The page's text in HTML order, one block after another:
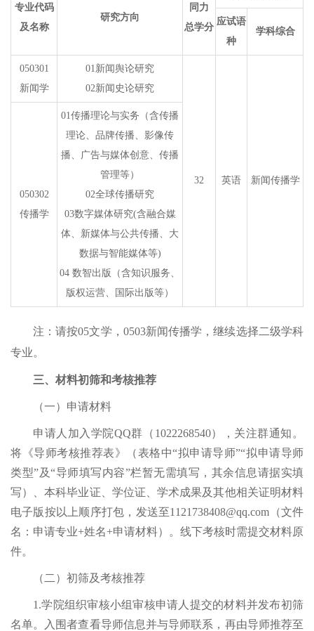
专业代码
及名称
研究方向
同力
总学分
应试语
种
学科综合
050301
新闻学
01新闻舆论研究
02新闻史论研究
32 英语
新闻传播学
050302
传播学
01传播理论与实务（含传播
理论、 品牌传播、影像传
播、广告与媒体创意、传播
管理等）
02全球传播研究
03数字媒体研究(含融合媒
体、新媒体与公共传播、大
数据与智能媒体等)
04 数智出版（含知识服务、
版权运营、国际出版等）
注：请按05文学，0503新闻传播学，继续选择二级学科
专业。
三、材料初筛和考核推荐
（一）申请材料
申请人加入学院QQ群（1022268540），关注群通知。
将 《导师考核推荐表》 （表格中“拟申请导师”“拟申请导师
类型”及“导师填写内容”栏暂无需填写，其余信息请据实填
写）、本科毕业证、学位证、学术成果及其他相关证明材料
电子版按以上顺序打包，发送至1121738408@qq.com（文件
名：申请专业+姓名+申请材料）。线下考核时需提交材料原
件。
（二）初筛及考核推荐
1.学院组织审核小组审核申请人提交的材料并发布初筛
名单。入围者查看导师信息并与导师联系，再由导师推荐至